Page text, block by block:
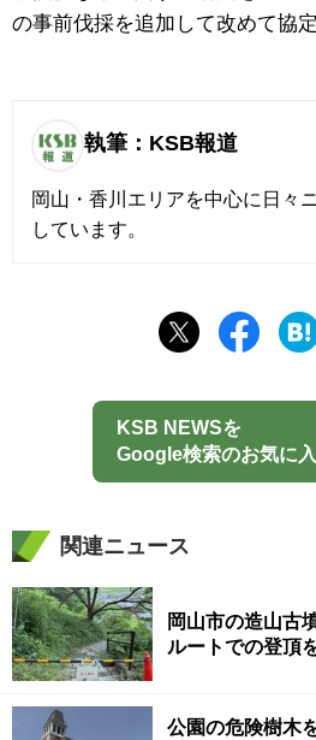
の事前伐採を追加して改めて協
執筆：KSB報道
岡山・香川エリアを中心に日々
しています。
KSB NEWSを
Google検索のお気に
関連ニュース
岡山市の造山古
ルートでの登頂
公園の危険樹木